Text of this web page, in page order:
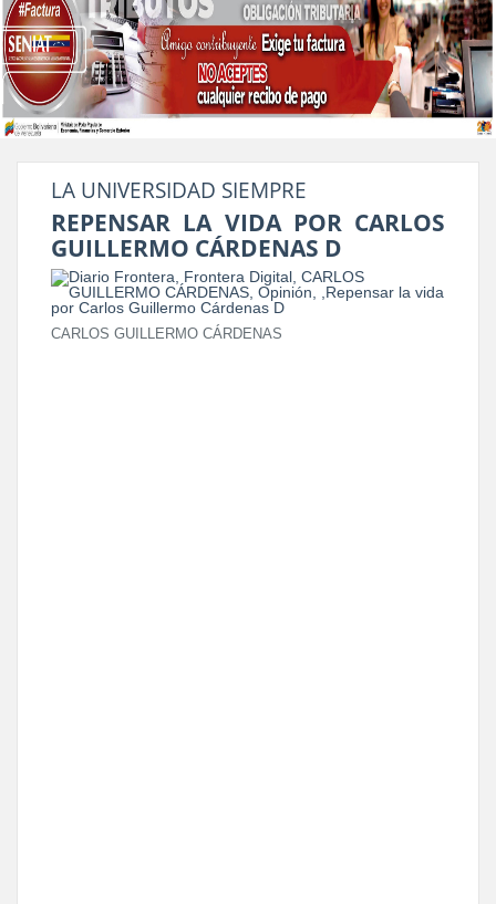
LA UNIVERSIDAD SIEMPRE
REPENSAR LA VIDA POR CARLOS
GUILLERMO CÁRDENAS D
CARLOS GUILLERMO CÁRDENAS